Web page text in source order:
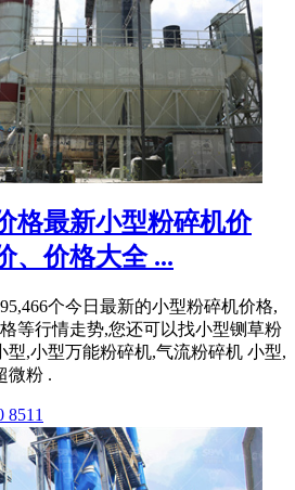
格最新小型粉碎机价
、价格大全 ...
个今日最新的小型粉碎机价格,
等行情走势,您还可以找小型铡草粉
型,小型万能粉碎机,气流粉碎机 小型,
微粉 .
8511